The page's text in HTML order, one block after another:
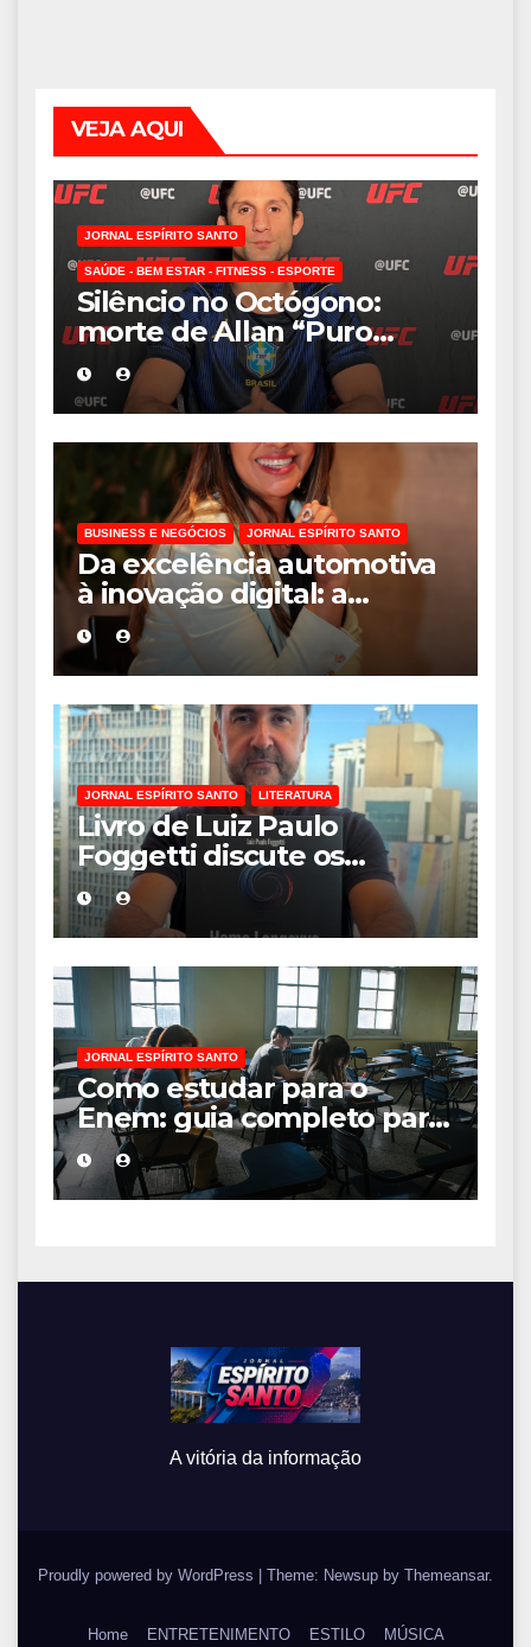
VEJA AQUI
JORNAL ESPÍRITO SANTO
SAÚDE - BEM ESTAR - FITNESS - ESPORTE
Silêncio no Octógono:
morte de Allan “Puro
Osso” interrompe
trajetória de destaque no
MMA aos 34 anos
BUSINESS E NEGÓCIOS JORNAL ESPÍRITO SANTO
Da excelência automotiva
à inovação digital: a
trajetória internacional da
empresária Adriene Silva
JORNAL ESPÍRITO SANTO LITERATURA
Livro de Luiz Paulo
Foggetti discute os
desafios de uma
sociedade onde viver até
aos 120 anos poderá ser
realidade
JORNAL ESPÍRITO SANTO
Como estudar para o
Enem: guia completo para
conquistar a vaga na
universidade
A vitória da informação
Proudly powered by WordPress | Theme: Newsup by Themeansar.
Home ENTRETENIMENTO ESTILO MÚSICA